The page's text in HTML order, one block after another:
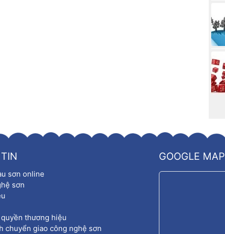
sơn online
sơn
thương hiệu
chuyển giao công nghệ sơn
GOOGLE MAP